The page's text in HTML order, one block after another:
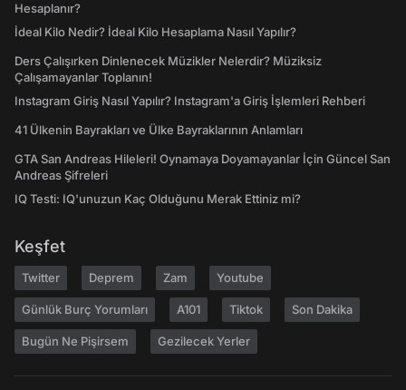
Hesaplanır?
İdeal Kilo Nedir? İdeal Kilo Hesaplama Nasıl Yapılır?
Ders Çalışırken Dinlenecek Müzikler Nelerdir? Müziksiz
Çalışamayanlar Toplanın!
Instagram Giriş Nasıl Yapılır? Instagram'a Giriş İşlemleri Rehberi
41 Ülkenin Bayrakları ve Ülke Bayraklarının Anlamları
GTA San Andreas Hileleri! Oynamaya Doyamayanlar İçin Güncel San
Andreas Şifreleri
IQ Testi: IQ'unuzun Kaç Olduğunu Merak Ettiniz mi?
Keşfet
Twitter Deprem Zam Youtube
Günlük Burç Yorumları A101 Tiktok Son Dakika
Bugün Ne Pişirsem Gezilecek Yerler